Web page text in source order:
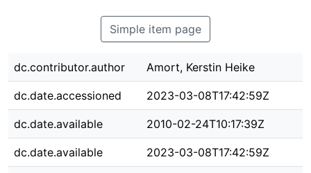
Simple item page
dc.contributor.author Amort, Kerstin Heike
dc.date.accessioned 2023-03-08T17:42:59Z
dc.date.available 2010-02-24T10:17:39Z
dc.date.available 2023-03-08T17:42:59Z